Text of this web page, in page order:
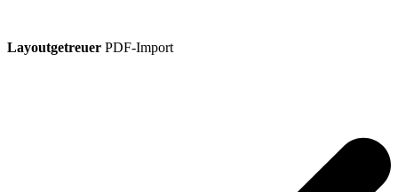
Layoutgetreuer PDF-Import